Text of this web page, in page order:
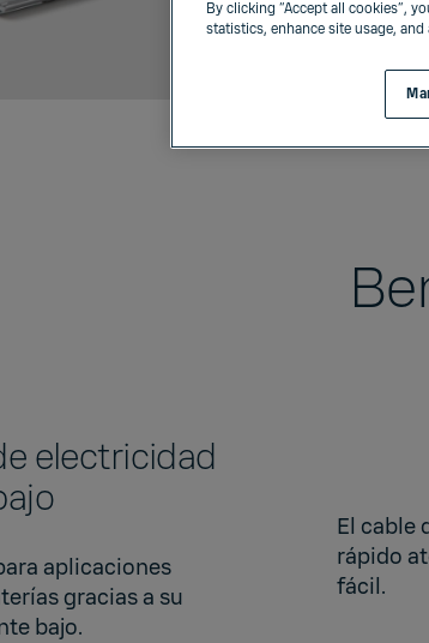
electricidad
aplicaciones
gracias a su
bajo.
El cable
rápido
fácil.
By clicking “Accept all cookies”,
statistics, enhance site usage,